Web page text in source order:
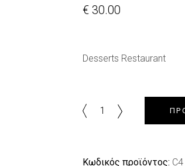
€ 30.00
Desserts Restaurant
Desserts
Restaurant
Κωδικός προϊόντος: C4